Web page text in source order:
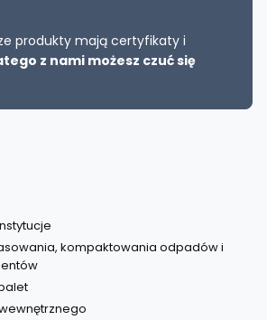
produkty mają certyfikaty i
z nami możesz czuć się
kompaktowania odpadów i